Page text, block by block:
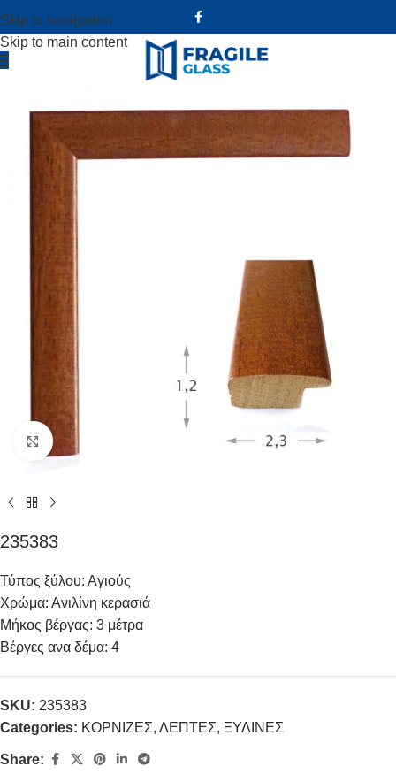
Skip to navigation
Skip to main content
Click to enlarge
235383
Τύπος ξύλου: Αγιούς
Χρώμα: Ανιλίνη κερασιά
Μήκος βέργας: 3 μέτρα
Βέργες ανα δέμα: 4
SKU: 235383
Categories: ΚΟΡΝΙΖΕΣ, ΛΕΠΤΕΣ, ΞΥΛΙΝΕΣ
Share: